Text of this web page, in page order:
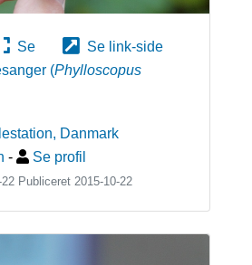
Se
Se link-side
(Phylloscopus
, Danmark
- Se profil
Publiceret 2015-10-22